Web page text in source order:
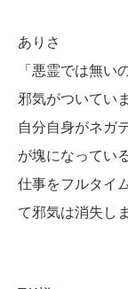
ありさ
「悪霊では無い
邪気がついてい
自分自身がネガ
が塊になってい
仕事をフルタイ
て邪気は消失し